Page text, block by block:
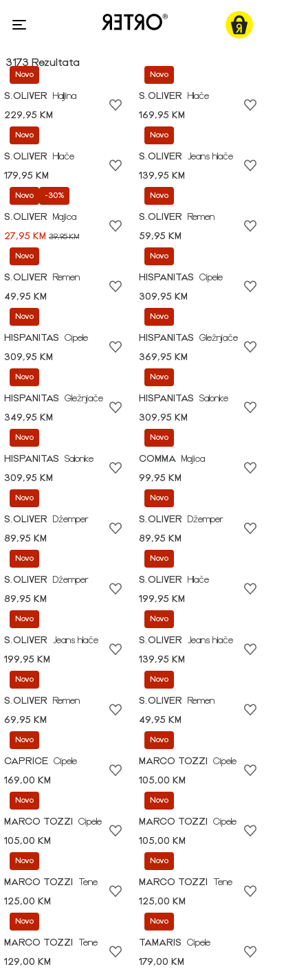
3173 Rezultata
Novo
S.OLIVER
Haljina
229,95 KM
Novo
S.OLIVER
Hlače
169,95 KM
Novo
S.OLIVER
Hlače
179,95 KM
Novo
S.OLIVER
Jeans hlače
139,95 KM
Novo -30%
S.OLIVER
Majica
27,95 KM 39,95 KM
Novo
S.OLIVER
Remen
59,95 KM
Novo
S.OLIVER
Remen
49,95 KM
Novo
HISPANITAS
Cipele
309,95 KM
Novo
HISPANITAS
Cipele
309,95 KM
Novo
HISPANITAS
Gležnjače
369,95 KM
Novo
HISPANITAS
Gležnjače
349,95 KM
Novo
HISPANITAS
Salonke
309,95 KM
Novo
HISPANITAS
Salonke
309,95 KM
Novo
COMMA
Majica
99,95 KM
Novo
S.OLIVER
Džemper
89,95 KM
Novo
S.OLIVER
Džemper
89,95 KM
Novo
S.OLIVER
Džemper
89,95 KM
Novo
S.OLIVER
Hlače
199,95 KM
Novo
S.OLIVER
Jeans hlače
199,95 KM
Novo
S.OLIVER
Jeans hlače
139,95 KM
Novo
S.OLIVER
Remen
69,95 KM
Novo
S.OLIVER
Remen
49,95 KM
Novo
CAPRICE Cipele
169,00 KM
Novo
MARCO TOZZI
Cipele
105,00 KM
Novo
MARCO TOZZI
Cipele
105,00 KM
Novo
MARCO TOZZI
Cipele
105,00 KM
Novo
MARCO TOZZI
Tene
125,00 KM
Novo
MARCO TOZZI
Tene
125,00 KM
Novo
MARCO TOZZI
Tene
129,00 KM
Novo
TAMARIS
Cipele
179,00 KM